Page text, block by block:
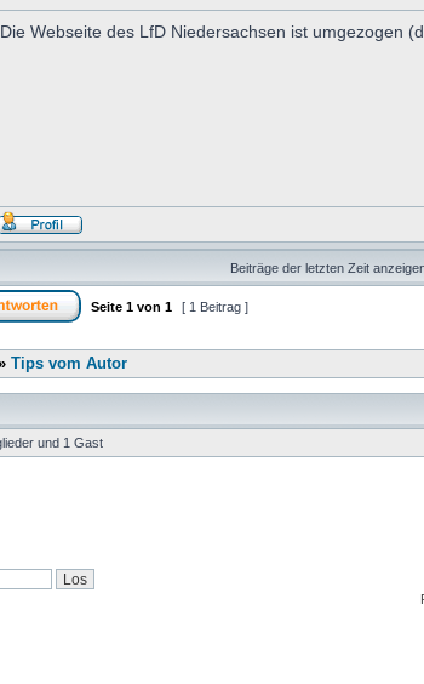
Die Webseite des LfD Niedersachsen ist umgezogen
Beiträge der letzten Zeit
Seite 1 von 1 [ 1 Beitrag ]
Tips vom Autor
und 1 Gast